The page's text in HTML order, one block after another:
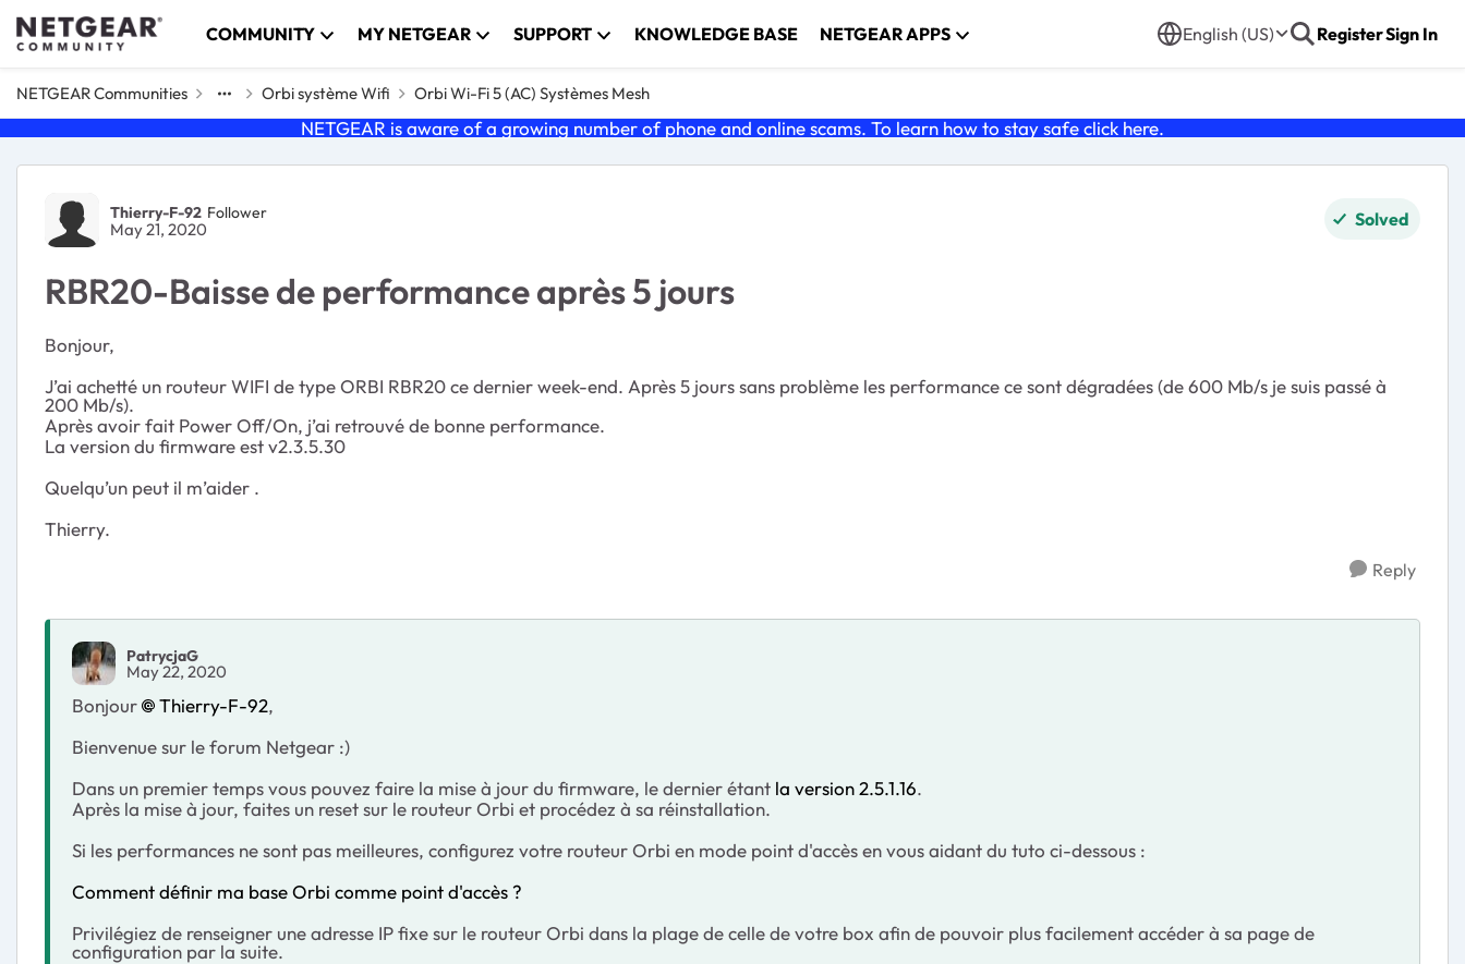
Skip to content COMMUNITY MY NETGEAR SUPPORT KNOWLEDGE BASE NETGEAR APPS English (US) RegisterSign In
NETGEAR Communities Orbi système Wifi Orbi Wi-Fi 5 (AC) Systèmes Mesh
NETGEAR is aware of a growing number of phone and online scams. To learn how to stay safe click here.
Forum Discussion
Thierry-F-92 Follower
May 21, 2020 Solved
RBR20-Baisse de performance après 5 jours
Bonjour,
J’ai achetté un routeur WIFI de type ORBI RBR20 ce dernier week-end. Après 5 jours sans problème les performance ce sont dégradées (de 600 Mb/s je suis passé à
200 Mb/s).
Après avoir fait Power Off/On, j’ai retrouvé de bonne performance.
La version du firmware est v2.3.5.30
Quelqu’un peut il m’aider .
Thierry.
Reply
PatrycjaG
May 22, 2020
Bonjour Thierry-F-92,
Bienvenue sur le forum Netgear :)
Dans un premier temps vous pouvez faire la mise à jour du firmware, le dernier étant la version 2.5.1.16.
Après la mise à jour, faites un reset sur le routeur Orbi et procédez à sa réinstallation.
Si les performances ne sont pas meilleures, configurez votre routeur Orbi en mode point d'accès en vous aidant du tuto ci-dessous :
Comment définir ma base Orbi comme point d'accès ?
Privilégiez de renseigner une adresse IP fixe sur le routeur Orbi dans la plage de celle de votre box afin de pouvoir plus facilement accéder à sa page de
configuration par la suite.